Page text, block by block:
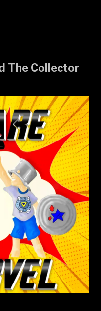
The Collector